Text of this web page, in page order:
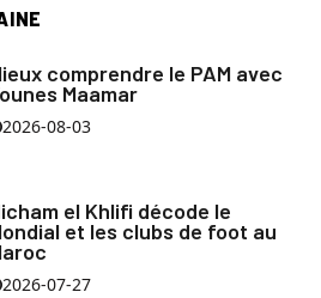
comprendre le PAM avec
Maamar
2026-08-03
el Khlifi décode le
et les clubs de foot au
2026-07-27